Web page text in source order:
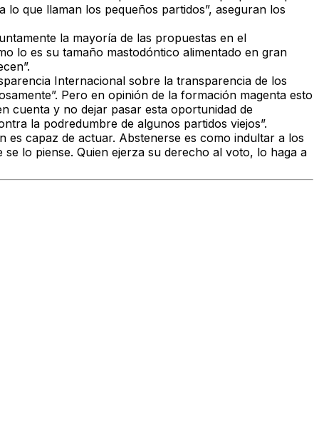
que llaman los pequeños partidos”, aseguran los
la mayoría de las propuestas en el
lo es su tamaño mastodóntico alimentado en gran
Internacional sobre la transparencia de los
Pero en opinión de la formación magenta esto
cuenta y no dejar pasar esta oportunidad de
la podredumbre de algunos partidos viejos”.
es capaz de actuar. Abstenerse es como indultar a los
lo piense. Quien ejerza su derecho al voto, lo haga a